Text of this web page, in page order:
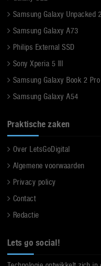
Samsung Galaxy Unpacked
Samsung Galaxy A73
Philips External SSD
Sony Xperia 5 III
Samsung Galaxy Book 2 Pro
Samsung Galaxy A54
Praktische zaken
Over LetsGoDigital
Algemene voorwaarden
Privacy policy
Contact
Redactie
Lets go social!